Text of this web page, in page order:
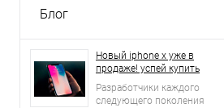
Блог
Новый iphone x уже в
продаже! успей купить
Разработчики каждого
следующего поколения